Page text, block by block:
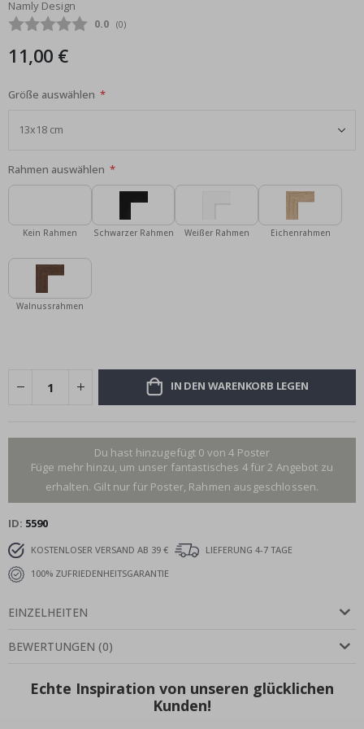
Bildgalerie
springen
Namly Design
Durchschnittliche Bewertung:
0.0 (abgegebene bewertungen:
0)
11,00 €
Größe auswählen
Rahmen auswählen
Kein Rahmen Schwarzer Rahmen Weißer Rahmen Eichenrahmen
Walnussrahmen
IN DEN WARENKORB LEGEN
Du hast hinzugefügt 0 von 4 Poster
Füge mehr hinzu, um unser fantastisches 4 für 2 Angebot zu
erhalten. Gilt nur für Poster, Rahmen ausgeschlossen.
ID 5590
KOSTENLOSER VERSAND AB 39 €
LIEFERUNG 4-7 TAGE
100% ZUFRIEDENHEITSGARANTIE
EINZELHEITEN
BEWERTUNGEN (0)
Echte Inspiration von unseren glücklichen
Kunden!